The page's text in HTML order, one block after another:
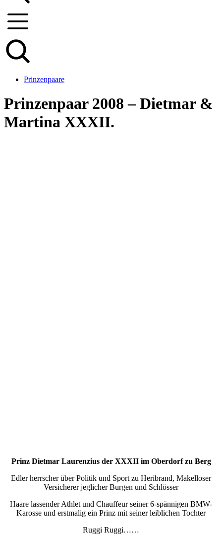
Prinzenpaare
Prinzenpaar 2008 – Dietmar &
Martina XXXII.
Prinz Dietmar Laurenzius der XXXII im Oberdorf zu Berg
Edler herrscher über Politik und Sport zu Heribrand, Makelloser
Versicherer jeglicher Burgen und Schlösser
Haare lassender Athlet und Chauffeur seiner 6-spännigen BMW-
Karosse und erstmalig ein Prinz mit seiner leiblichen Tochter
Ruggi Ruggi……